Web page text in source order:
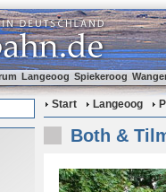
Langeoog Spiekeroog
Start Langeoog
Both &